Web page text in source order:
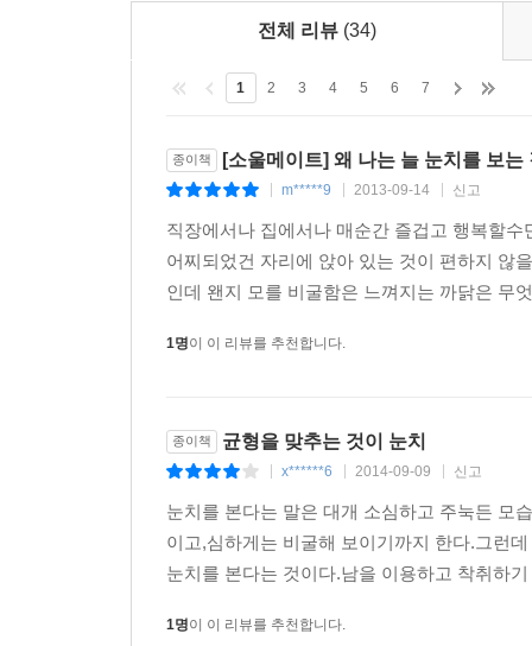
사회적 불안이 높은 사람은 대개 주변 사람들의
장한다. 그러나 부정적인 예상이 정말로 정확한지
면 엑스가 정답인 문제는 당연히 다 맞을 수 있다
답을 따지는 것은 무의미하다. 사회적 불안이 높
라고 예상했는데 정말로 상대가 부정적으로 반
경계선 성격은 개인적으로 친밀한 정서적 교류
과 생리적 특성을 이해하기 전에는 경계선 성격
음과 같다. 첫째, 경계선 성격의 사고 프레임은
을 대상으로 위협적인 단어를 읽는 실험을 했다.
처리 시간도 길어졌다. 단지 위험한 단어를 읽는
당장 큰 병에 걸리는 것은 아니지만 눈치를 많이
아니라 다른 사람을 못살게 구는 눈치마저도 오
람일지라도 나이가 들어서 체력과 지력이 떨어
전체 리뷰 (34)
1 2 3 4 5 6 7
종이책 [소울메이트] 왜 나는 늘 눈치를 보는
m*****9 2013-09-14 신고
직장에서나 집에서나 매순간 즐겁고 행복할
어찌되었건 자리에 앉아 있는 것이 편하지 않
인데 왠지 모를 비굴함은 느껴지는 까닭은 무
1명이 이 리뷰를 추천합니다.
종이책 균형을 맞추는 것이 눈치
x******6 2014-09-09 신고
눈치를 본다는 말은 대개 소심하고 주눅든 모
이고,심하게는 비굴해 보이기까지 한다.그런
눈치를 본다는 것이다.남을 이용하고 착취하
1명이 이 리뷰를 추천합니다.